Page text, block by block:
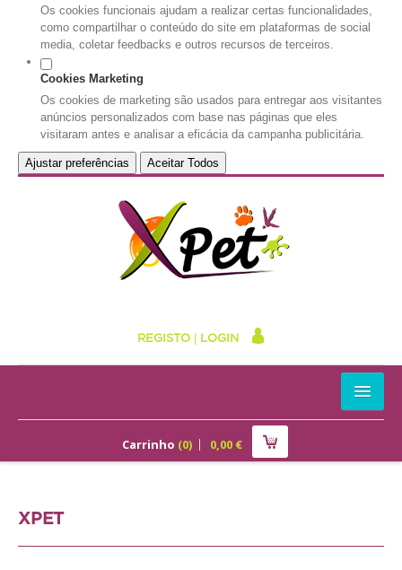
Os cookies funcionais ajudam a realizar certas funcionalidades,
como compartilhar o conteúdo do site em plataformas de social
media, coletar feedbacks e outros recursos de terceiros.
Cookies Marketing
Os cookies de marketing são usados para entregar aos visitantes
anúncios personalizados com base nas páginas que eles
visitaram antes e analisar a eficácia da campanha publicitária.
Ajustar preferências Aceitar Todos
REGISTO LOGIN
Cão
Carrinho (0) 0,00€
XPET